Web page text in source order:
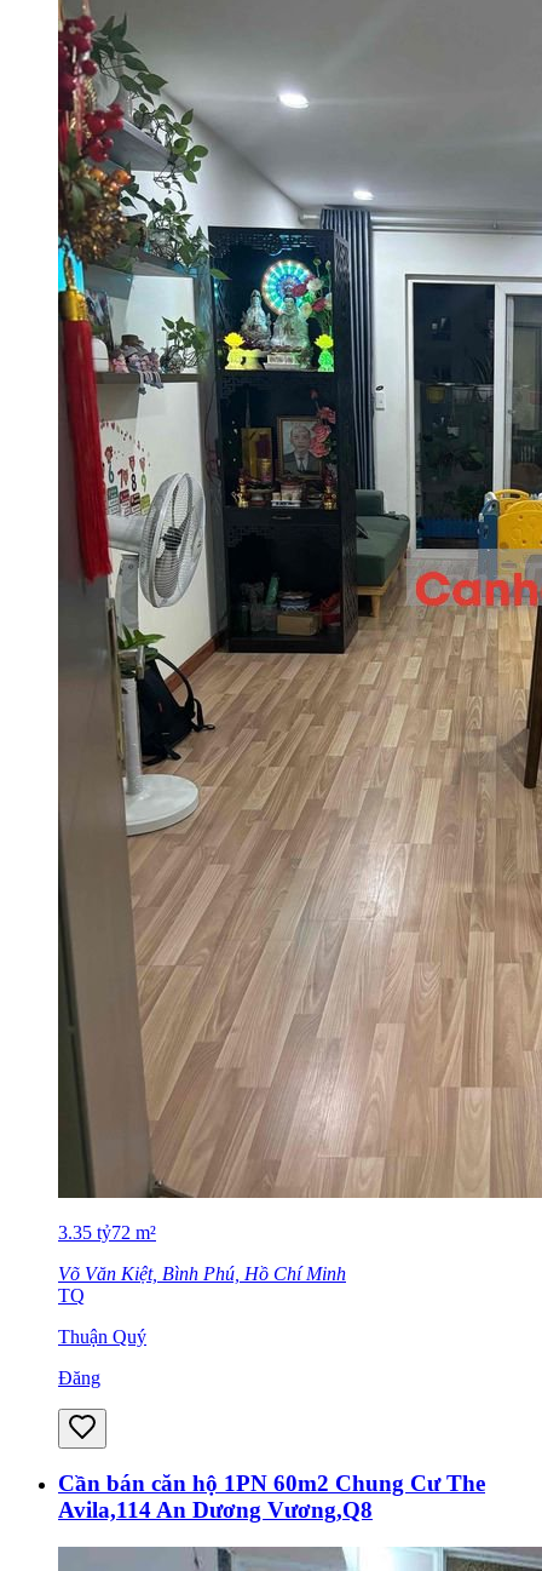
3.35 tỷ72 m²
Võ Văn Kiệt, Bình Phú, Hồ Chí Minh
TQ
Thuận Quý
Đăng
Cần bán căn hộ 1PN 60m2 Chung Cư The
Avila,114 An Dương Vương,Q8